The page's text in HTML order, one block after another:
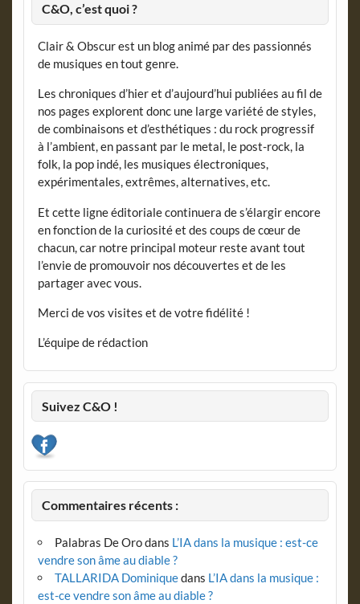
C&O, c’est quoi ?
Clair & Obscur est un blog animé par des passionnés
de musiques en tout genre.
Les chroniques d’hier et d’aujourd’hui publiées au fil de
nos pages explorent donc une large variété de styles,
de combinaisons et d’esthétiques : du rock progressif
à l’ambient, en passant par le metal, le post-rock, la
folk, la pop indé, les musiques électroniques,
expérimentales, extrêmes, alternatives, etc.
Et cette ligne éditoriale continuera de s’élargir encore
en fonction de la curiosité et des coups de cœur de
chacun, car notre principal moteur reste avant tout
l’envie de promouvoir nos découvertes et de les
partager avec vous.
Merci de vos visites et de votre fidélité !
L’équipe de rédaction
Suivez C&O !
Commentaires récents :
Palabras De Orodans L’IA dans la musique : est-ce
vendre son âme au diable ?
TALLARIDA Dominiquedans L’IA dans la musique :
est-ce vendre son âme au diable ?